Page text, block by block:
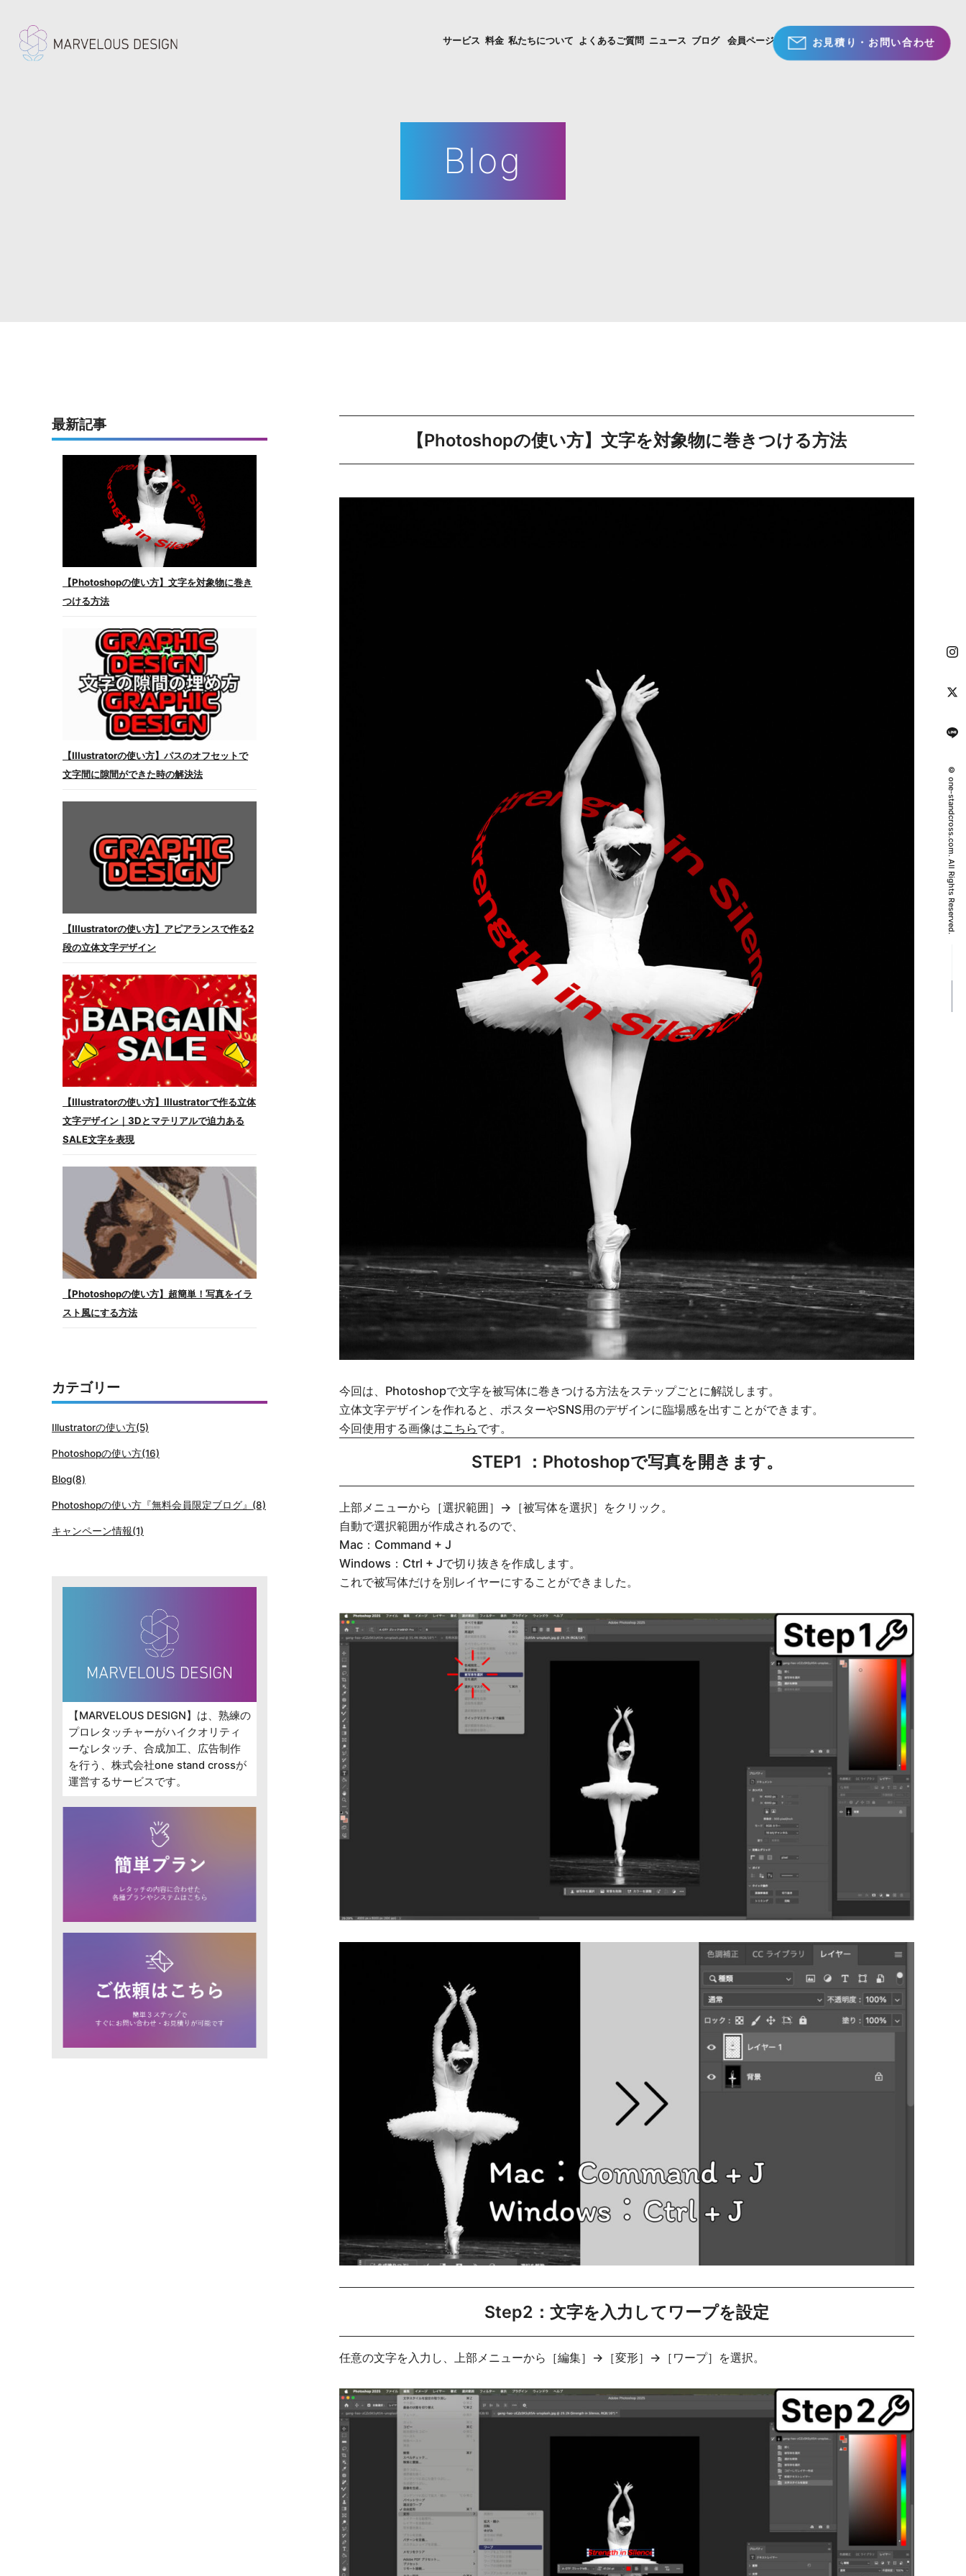
サービス 料金 私たちについて よくあるご質問 ニュース ブログ 会員ページ お見積り・お問い合わせ
© one-standcross.com. All Rights Reserved.
Blog
【Photoshopの使い方】文字を対象物に巻きつける方法
今回は、Photoshopで文字を被写体に巻きつける方法をステップごとに解説します。
立体文字デザインを作れると、ポスターやSNS用のデザインに臨場感を出すことができます。
今回使用する画像はこちらです。
STEP1 ：Photoshopで写真を開きます。
上部メニューから［選択範囲］→［被写体を選択］をクリック。
自動で選択範囲が作成されるので、
Mac：Command + J
Windows：Ctrl + Jで切り抜きを作成します。
これで被写体だけを別レイヤーにすることができました。
Step2：文字を入力してワープを設定
任意の文字を入力し、上部メニューから［編集］→［変形］→［ワープ］を選択。
最新記事
【Photoshopの使い方】文字を対象物に巻き
つける方法
【Illustratorの使い方】パスのオフセットで
文字間に隙間ができた時の解決法
【Illustratorの使い方】アピアランスで作る2
段の立体文字デザイン
【Illustratorの使い方】Illustratorで作る立体
文字デザイン｜3Dとマテリアルで迫力ある
SALE文字を表現
【Photoshopの使い方】超簡単！写真をイラ
スト風にする方法
カテゴリー
Illustratorの使い方(5)
Photoshopの使い方(16)
Blog(8)
Photoshopの使い方『無料会員限定ブログ』(8)
キャンペーン情報(1)
【MARVELOUS DESIGN】は、熟練の
プロレタッチャーがハイクオリティ
ーなレタッチ、合成加工、広告制作
を行う、株式会社one stand crossが
運営するサービスです。